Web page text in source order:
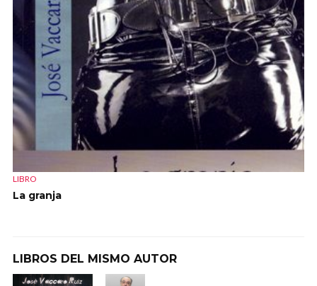
LIBRO
La granja
LIBROS DEL MISMO AUTOR